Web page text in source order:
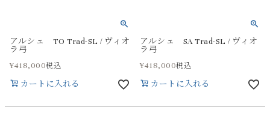
アルシェ TO Trad-SL / ヴィオ
ラ弓
¥418,000税込
カートに入れる
アルシェ SA Trad-SL / ヴィオ
ラ弓
¥418,000税込
カートに入れる